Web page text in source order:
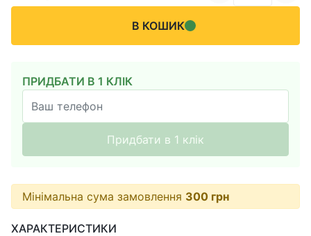
В КОШИК
ПРИДБАТИ В 1 КЛІК
Придбати в 1 клік
Мінімальна сума замовлення 300 грн
ХАРАКТЕРИСТИКИ